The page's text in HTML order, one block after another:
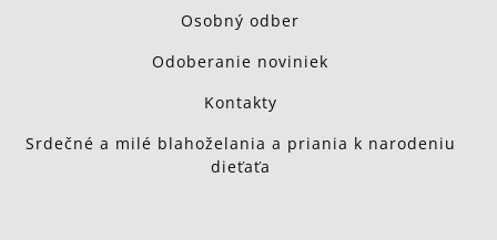
Osobný odber
Odoberanie noviniek
Kontakty
Srdečné a milé blahoželania a priania k narodeniu
dieťaťa